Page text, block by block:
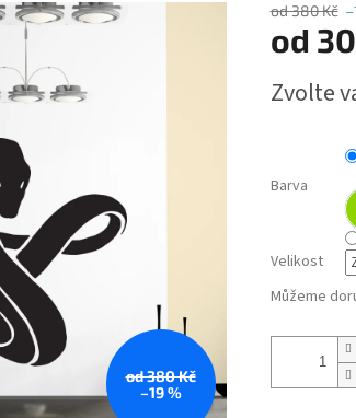
od 380 Kč
–19 %
od 380 Kč
od
cena:
Zvolte
Barva
Velikost
Můžeme